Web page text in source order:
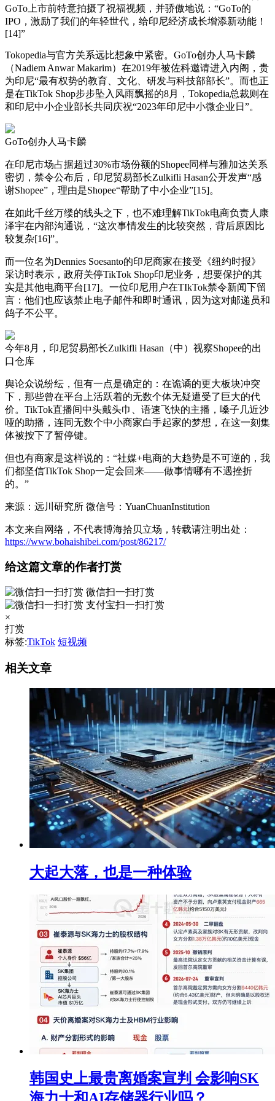
GoTo上市前特意拍摄了祝福视频，并骄傲地说：“GoTo的
IPO，激励了我们的年轻世代，给印尼经济成长增添新动能！
[14]”
Tokopedia与官方关系远比想象中紧密。GoTo创办人马卡麟
（Nadiem Anwar Makarim）在2019年被佐科邀请进入内阁，贵
为印尼“最有权势的教育、文化、研发与科技部部长”。而也正
是在TikTok Shop步步坠入风雨飘摇的8月，Tokopedia总裁则在
和印尼中小企业部长共同庆祝“2023年印尼中小微企业日”。
GoTo创办人马卡麟
在印尼市场占据超过30%市场份额的Shopee同样与雅加达关系
密切，禁令公布后，印尼贸易部长Zulkifli Hasan公开发声“感
谢Shopee”，理由是Shopee“帮助了中小企业”[15]。
在如此千丝万缕的线头之下，也不难理解TikTok电商负责人康
泽宇在内部沟通说，“这次事情发生的比较突然，背后原因比
较复杂[16]”。
而一位名为Dennies Soesanto的印尼商家在接受《纽约时报》
采访时表示，政府关停TikTok Shop印尼业务，想要保护的其
实是其他电商平台[17]。一位印尼用户在TIkTok禁令新闻下留
言：他们也应该禁止电子邮件和即时通讯，因为这对邮递员和
鸽子不公平。
今年8月，印尼贸易部长Zulkifli Hasan（中）视察Shopee的出
口仓库
舆论众说纷纭，但有一点是确定的：在诡谲的更大板块冲突
下，那些曾在平台上活跃着的无数个体无疑遭受了巨大的代
价。TikTok直播间中头戴头巾、语速飞快的主播，嗓子几近沙
哑的助播，连同无数个中小商家白手起家的梦想，在这一刻集
体被按下了暂停键。
但也有商家是这样说的：“社媒+电商的大趋势是不可逆的，我
们都坚信TikTok Shop一定会回来——做事情哪有不遇挫折
的。”
来源：远川研究所 微信号：YuanChuanInstitution
本文来自网络，不代表博海拾贝立场，转载请注明出处：
https://www.bohaishibei.com/post/86217/
给这篇文章的作者打赏
微信扫一扫打赏
支付宝扫一扫打赏
×
打赏
标签:TikTok 短视频
相关文章
大起大落，也是一种体验
韩国史上最贵离婚案宣判 会影响SK